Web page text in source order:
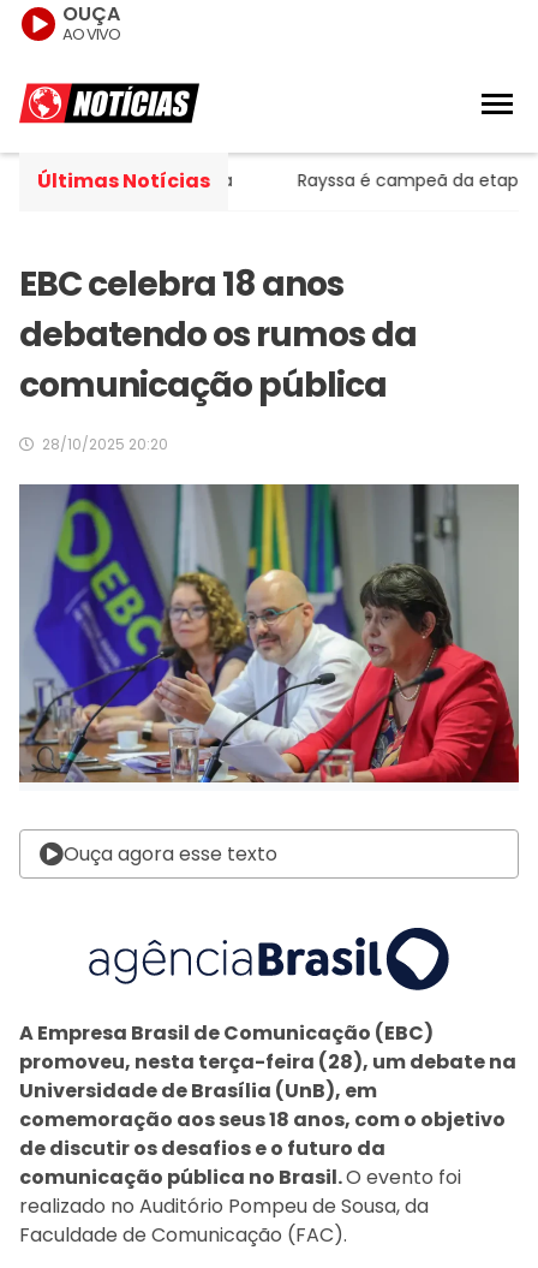
OUÇA
AO VIVO
Últimas Notícias
diz especialista Rayssa é campeã da etapa
EBC celebra 18 anos
debatendo os rumos da
comunicação pública
28/10/2025 20:20
Ouça agora esse texto
A Empresa Brasil de Comunicação (EBC)
promoveu, nesta terça-feira (28), um debate na
Universidade de Brasília (UnB), em
comemoração aos seus 18 anos, com o objetivo
de discutir os desafios e o futuro da
comunicação pública no Brasil.O evento foi
realizado no Auditório Pompeu de Sousa, da
Faculdade de Comunicação (FAC).